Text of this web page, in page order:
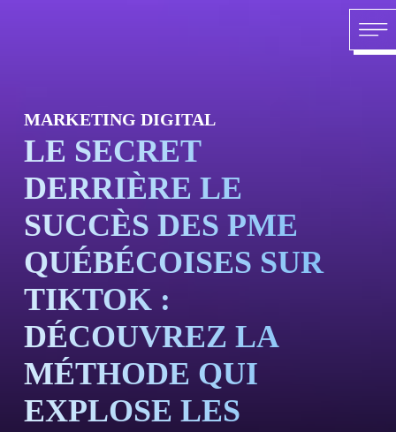
À
MARKETING DIGITAL
LE SECRET
DERRIÈRE LE
SUCCÈS DES PME
QUÉBÉCOISES SUR
TIKTOK :
DÉCOUVREZ LA
MÉTHODE QUI
EXPLOSE LES